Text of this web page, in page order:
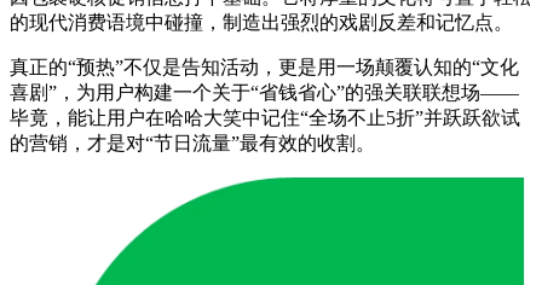
的现代消费语境中碰撞，制造出强烈的戏剧反差和记忆点。
真正的“预热”不仅是告知活动，更是用一场颠覆认知的“文化
喜剧”，为用户构建一个关于“省钱省心”的强关联联想场——
毕竟，能让用户在哈哈大笑中记住“全场不止5折”并跃跃欲试
的营销，才是对“节日流量”最有效的收割。